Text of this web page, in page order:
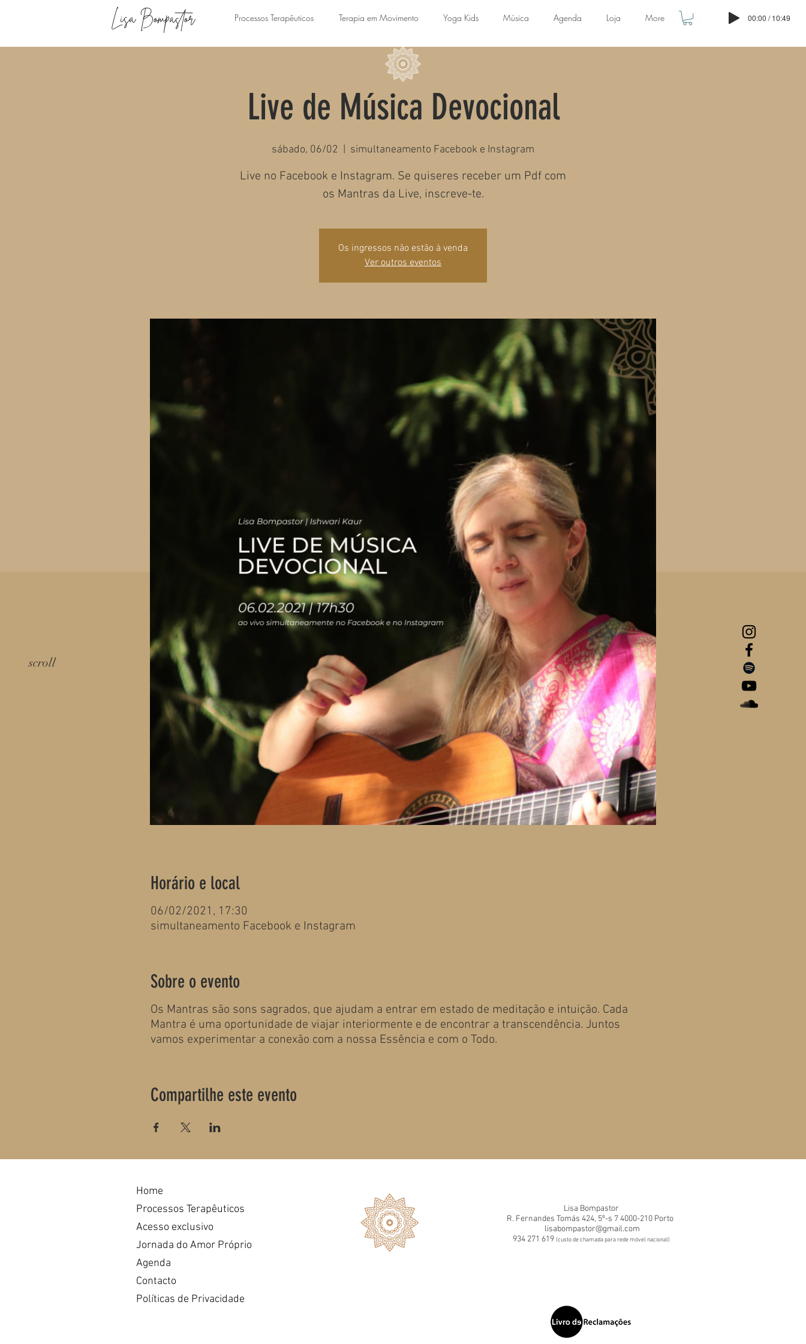
Processos Terapêuticos Terapia em Movimento Yoga Kids Música Agenda Loja More
Lisa Bompastor 00:00 / 10:49
scroll
Live de Música Devocional
sábado, 06/02
  |
simultaneamento Facebook e Instagram
Live no Facebook e Instagram. Se quiseres receber um Pdf com
os Mantras da Live, inscreve-te.
Os ingressos não estão à venda
Ver outros eventos
Horário e local
06/02/2021, 17:30
simultaneamento Facebook e Instagram
Sobre o evento
Os Mantras são sons sagrados, que ajudam a entrar em estado de meditação e intuição. Cada
Mantra é uma oportunidade de viajar interiormente e de encontrar a transcendência. Juntos
vamos experimentar a conexão com a nossa Essência e com o Todo.
Compartilhe este evento
Home
Processos Terapêuticos
Acesso exclusivo
Jornada do Amor Próprio
Agenda
Contacto
Políticas de Privacidade
Lisa Bompastor
R. Fernandes Tomás 424, 5º-s 7 4000-210 Porto
lisabompastor@gmail.com
934 271 619 (custo de chamada para rede móvel nacional)